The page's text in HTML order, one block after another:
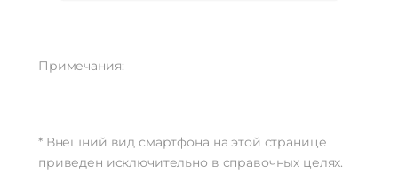
Примечания:
* Внешний вид смартфона на этой странице
приведен исключительно в справочных целях.